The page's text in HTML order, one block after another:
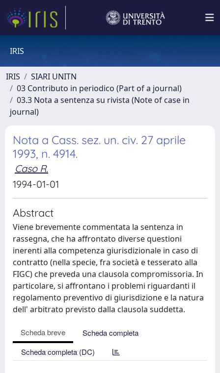
IRIS
IRIS
SIARI UNITN
03 Contributo in periodico (Part of a journal)
03.3 Nota a sentenza su rivista (Note of case in
journal)
Nota a Cass. sez. un. civ. 27 aprile
1993, n. 4914.
Caso R.
1994-01-01
Abstract
Viene brevemente commentata la sentenza in
rassegna, che ha affrontato diverse questioni
inerenti alla competenza giurisdizionale in caso di
contratto (nella specie, fra società e tesserato alla
FIGC) che preveda una clausola compromissoria. In
particolare, si affrontano i problemi riguardanti il
regolamento preventivo di giurisdizione e la natura
dell' arbitrato previsto dalla clausola suddetta.
Scheda breve
Scheda completa
Scheda completa (DC)